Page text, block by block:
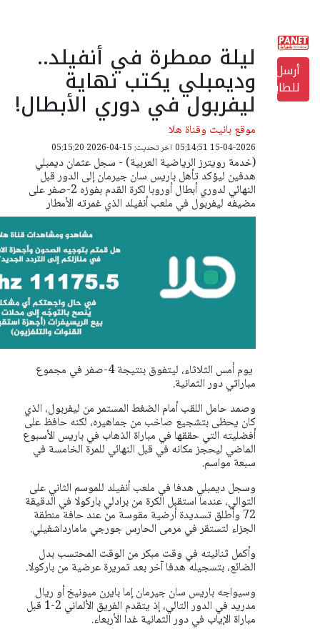
أرسل
للطابعة
ليلة ممطرة في أنفيلد..
وديمبلي يكتب نهاية
ليفربول في دوري الأبطال!
موقع بانيت وقناة هلا
15-04-2026 05:14:51 اخر تحديث: 15-04-2026 05:15:20
(خدمة رويترز الرياضية العربية) - سجل عثمان ديمبلي
هدفين ليؤكد تأهل باريس سان جيرمان إلى الدور قبل
النهائي لدوري أبطال أوروبا لكرة القدم بفوزه 2-صفر على
مضيفه ليفربول في ملعب أنفيلد الذي غمرته الأمطار
يوم أمس الثلاثاء، ليتفوق بنتيجة 4-صفر في مجموع
مباراتي دور الثمانية.
وصمد حامل اللقب أمام الضغط المستمر من ليفربول، الذي
كان يحظى بتشجيع صاخب من جماهيره، لكنه حافظ على
أفضليته التي حققها في مباراة الذهاب في باريس الأسبوع
الماضي ليحجز مكانه في قبل النهائي للمرة الخامسة في
سبعة مواسم.
وسجل ديمبلي هدفا في ملعب أنفيلد للموسم الثاني على
التوالي، عندما استقبل الكرة من برادلي باركولا في الدقيقة
72 وأطلق تسديدة أرضية مقوسة من عند حافة منطقة
الجزاء لتستقر في مرمى الحارس جورجي مامارداشفيلي.
وأكمل ثنائيته في وقت مبكر من الوقت المحتسب بدل
الضائع، بتسجيله هدفا آخر بعد تمريرة عرضية من باركولا.
وسيواجه باريس سان جيرمان إما بايرن ميونيخ أو ريال
مدريد في الدور التالي، إذ يتقدم الفريق الألماني 2-1 قبل
مباراة الإياب في دور الثمانية غدا الأربعاء.